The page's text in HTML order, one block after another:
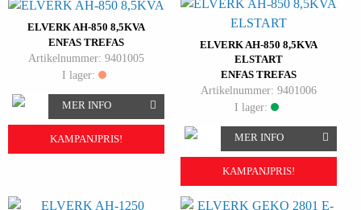
ELVERK AH-850 8,5KVA
ENFAS TREFAS
Artikelnummer: 9401005
I lager:
MER INFO
KAMPANJPRIS!
ELVERK AH-850 8,5KVA
ELSTART
ENFAS TREFAS
Artikelnummer: 9401006
I lager:
MER INFO
KAMPANJPRIS!